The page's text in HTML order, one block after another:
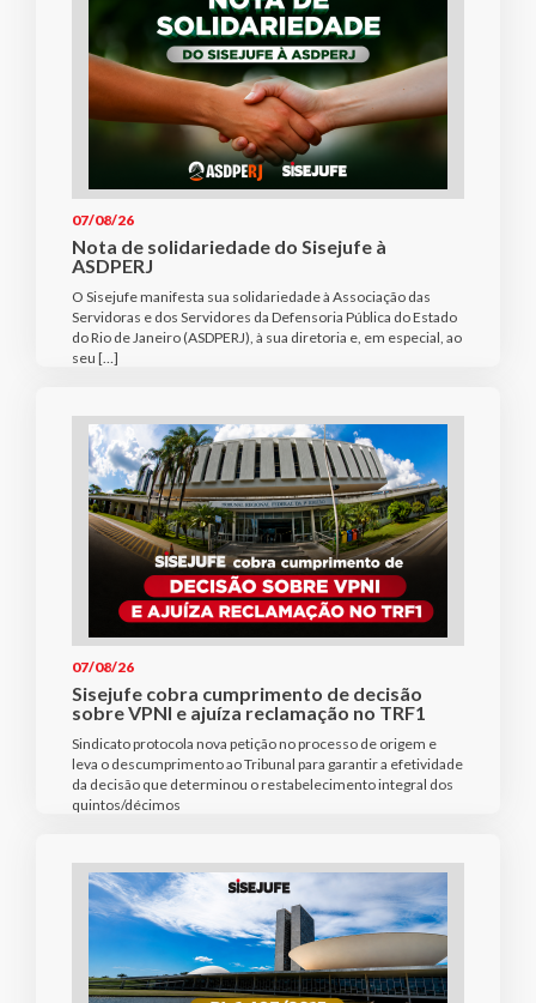
07/08/26
Nota de solidariedade do Sisejufe à
ASDPERJ
O Sisejufe manifesta sua solidariedade à Associação das
Servidoras e dos Servidores da Defensoria Pública do Estado
do Rio de Janeiro (ASDPERJ), à sua diretoria e, em especial, ao
seu […]
07/08/26
Sisejufe cobra cumprimento de decisão
sobre VPNI e ajuíza reclamação no TRF1
Sindicato protocola nova petição no processo de origem e
leva o descumprimento ao Tribunal para garantir a efetividade
da decisão que determinou o restabelecimento integral dos
quintos/décimos